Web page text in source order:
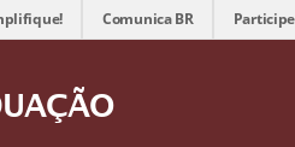
Comunica BR Participe